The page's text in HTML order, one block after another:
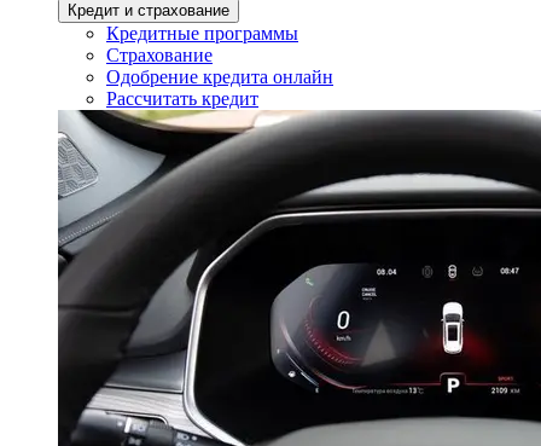
Кредит и страхование
Кредитные программы
Страхование
Одобрение кредита онлайн
Рассчитать кредит